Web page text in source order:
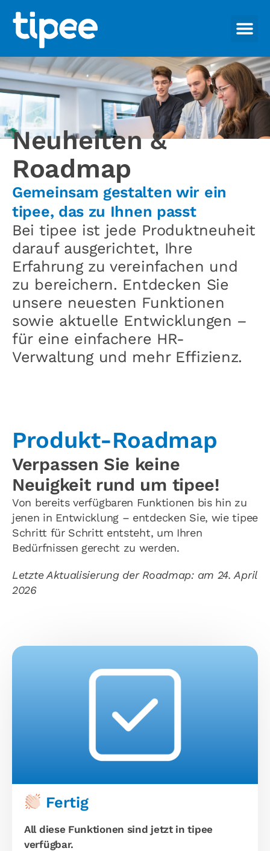
Neuheiten &
Roadmap
Gemeinsam gestalten wir ein
tipee, das zu Ihnen passt
Bei tipee ist jede Produktneuheit
darauf ausgerichtet, Ihre
Erfahrung zu vereinfachen und
zu bereichern. Entdecken Sie
unsere neuesten Funktionen
sowie aktuelle Entwicklungen –
für eine einfachere HR-
Verwaltung und mehr Effizienz.
Produkt-Roadmap
Verpassen Sie keine
Neuigkeit rund um tipee!
Von bereits verfügbaren Funktionen bis hin zu
jenen in Entwicklung – entdecken Sie, wie tipee
Schritt für Schritt entsteht, um Ihren
Bedürfnissen gerecht zu werden.
Letzte Aktualisierung der Roadmap: am 24. April
2026
Fertig
All diese Funktionen sind jetzt in tipee
verfügbar.